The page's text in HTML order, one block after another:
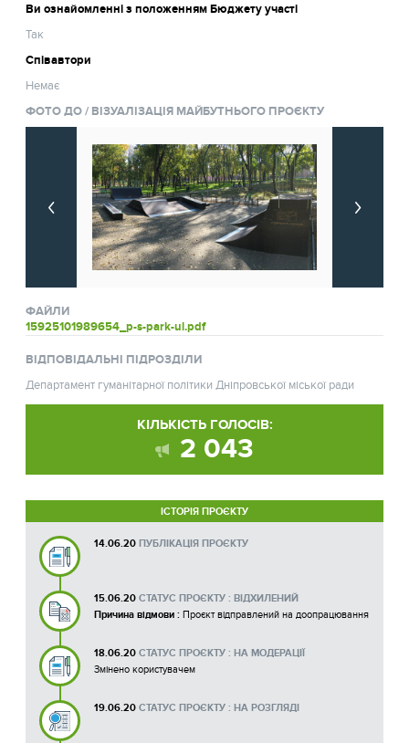
Ви ознайомленні з положенням Бюджету участі
Так
Співавтори
Немає
ФОТО ДО / ВІЗУАЛІЗАЦІЯ МАЙБУТНЬОГО ПРОЄКТУ
ФАЙЛИ
15925101989654_p-s-park-ul.pdf
ВІДПОВІДАЛЬНІ ПІДРОЗДІЛИ
Департамент гуманітарної політики Дніпровської міської ради
КІЛЬКІСТЬ ГОЛОСІВ:
2 043
ІСТОРІЯ ПРОЄКТУ
14.06.20 ПУБЛІКАЦІЯ ПРОЄКТУ
15.06.20 СТАТУС ПРОЄКТУ : ВІДХИЛЕНИЙ
Причина відмови : Проєкт відправлений на доопрацювання
18.06.20 СТАТУС ПРОЄКТУ : НА МОДЕРАЦІЇ
Змінено користувачем
19.06.20 СТАТУС ПРОЄКТУ : НА РОЗГЛЯДІ